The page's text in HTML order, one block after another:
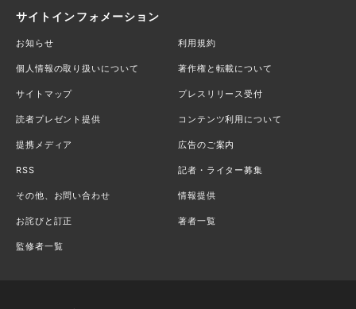
サイトインフォメーション
お知らせ 利用規約
個人情報の取り扱いについて 著作権と転載について
サイトマップ プレスリリース受付
読者プレゼント提供 コンテンツ利用について
提携メディア 広告のご案内
RSS 記者・ライター募集
その他、お問い合わせ 情報提供
お詫びと訂正 著者一覧
監修者一覧